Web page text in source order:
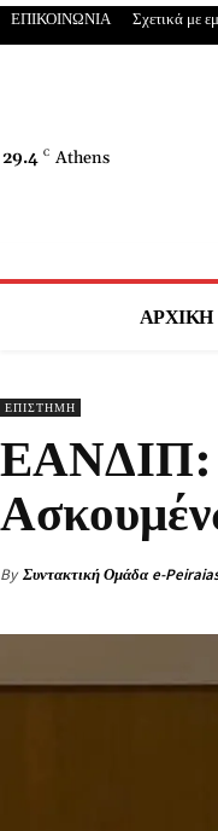
ΕΠΙΚΟΙΝΩΝΙΑ Σχετικά με
29.4 C Athens
ΑΡΧΙΚΗ
ΕΠΙΣΤΗΜΗ
ΕΑΝΔΙΠ:
By Συντακτική Ομάδα e-